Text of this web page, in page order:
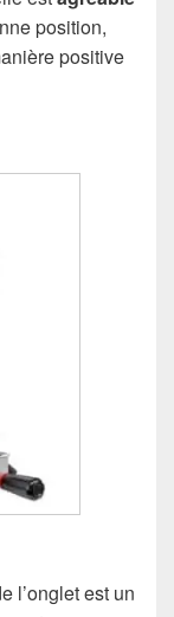
position,
positive
l’onglet est un